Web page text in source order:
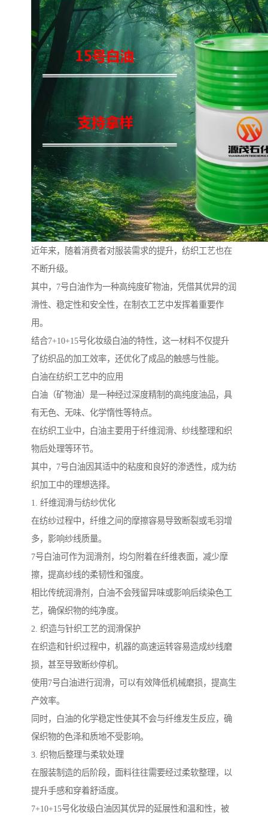
近年来，随着消费者对服装需求的提升，纺织工艺也在
不断升级。
其中，7号白油作为一种高纯度矿物油，凭借其优异的润
滑性、稳定性和安全性，在制衣工艺中发挥着重要作
用。
结合7+10+15号化妆级白油的特性，这一材料不仅提升
了纺织品的加工效率，还优化了成品的触感与性能。
白油在纺织工艺中的应用
白油（矿物油）是一种经过深度精制的高纯度油品，具
有无色、无味、化学惰性等特点。
在纺织工业中，白油主要用于纤维润滑、纱线整理和织
物后处理等环节。
其中，7号白油因其适中的粘度和良好的渗透性，成为纺
织加工中的理想选择。
1. 纤维润滑与纺纱优化
在纺纱过程中，纤维之间的摩擦容易导致断裂或毛羽增
多，影响纱线质量。
7号白油可作为润滑剂，均匀附着在纤维表面，减少摩
擦，提高纱线的柔韧性和强度。
相比传统润滑剂，白油不会残留异味或影响后续染色工
艺，确保织物的纯净度。
2. 织造与针织工艺的润滑保护
在织造和针织过程中，机器的高速运转容易造成纱线磨
损，甚至导致断纱停机。
使用7号白油进行润滑，可以有效降低机械磨损，提高生
产效率。
同时，白油的化学稳定性使其不会与纤维发生反应，确
保织物的色泽和质地不受影响。
3. 织物后整理与柔软处理
在服装制造的后阶段，面料往往需要经过柔软整理，以
提升手感和穿着舒适度。
7+10+15号化妆级白油因其优异的延展性和温和性，被